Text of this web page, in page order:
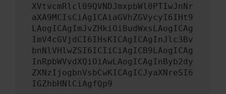
XVtvcmRlcl09QVNDJmxpbWl0PTIwJnNr
aXA9MCIsCiAgICAiaGVhZGVycyI6IHt9
LAogICAgImJvZHkiOiBudWxsLAogICAg
ImV4cGVjdCI6IHsKICAgICAgInJlc3Bv
bnNlVHlwZSI6ICIiCiAgICB9LAogICAg
InRpbWVvdXQiOiAwLAogICAgInByb2dy
ZXNzIjogbnVsbCwKICAgICJyaXNreSI6
IGZhbHNlCiAgfQp9